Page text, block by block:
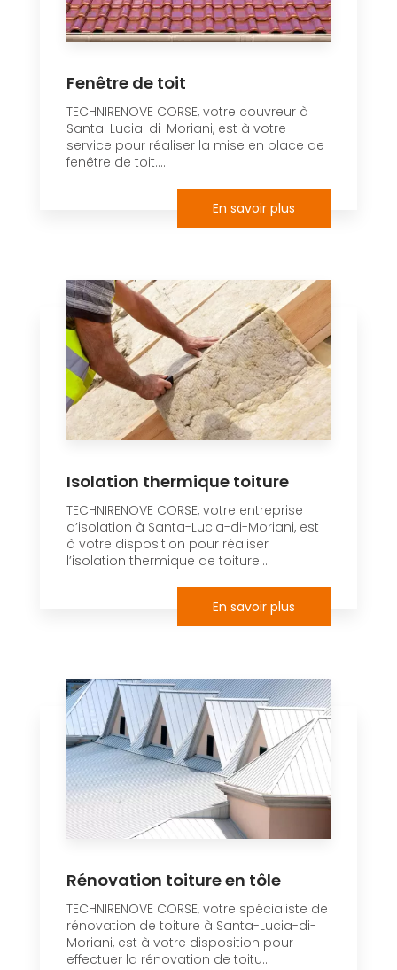
Fenêtre de toit
TECHNIRENOVE CORSE, votre couvreur à
Santa-Lucia-di-Moriani, est à votre
service pour réaliser la mise en place de
fenêtre de toit....
En savoir plus
Isolation thermique toiture
TECHNIRENOVE CORSE, votre entreprise
d’isolation à Santa-Lucia-di-Moriani, est
à votre disposition pour réaliser
l’isolation thermique de toiture....
En savoir plus
Rénovation toiture en tôle
TECHNIRENOVE CORSE, votre spécialiste de
rénovation de toiture à Santa-Lucia-di-
Moriani, est à votre disposition pour
effectuer la rénovation de toitu...